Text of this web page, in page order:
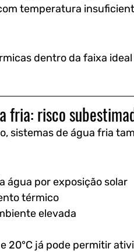
temperatura
dentro da faixa
fria: risco
sistemas de água fria
água por exposição solar
térmico
elevada
20°C já pode permitir